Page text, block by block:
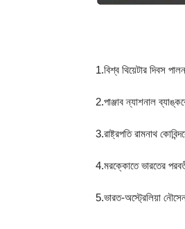
1.বিশ্ব থিয়েটার দিবস
2.পাঞ্জাব ন্যাশনাল
3.রাষ্ট্রপতি রামনাথ
4.মরক্কোতে ভারতের
5.ভারত-অস্ট্রেলিয়া